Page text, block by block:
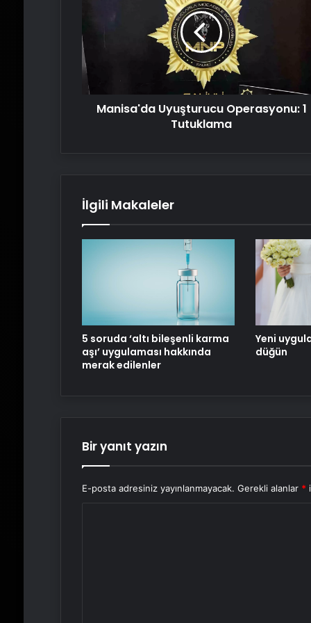
Tutuklama
Manisa'da Uyuşturucu Operasyonu: 1
Tutuklama
İlgili Makaleler
5 soruda ‘altı bileşenli karma
aşı’ uygulaması hakkında
merak edilenler
Yeni
düğün
Bir yanıt yazın
E-posta adresiniz yayınlanmayacak. Gerekli alanlar *